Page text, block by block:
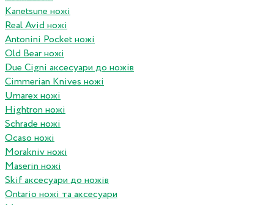
Kanetsune ножі
Real Avid ножі
Antonini Pocket ножі
Old Bear ножі
Due Cigni аксесуари до ножів
Cimmerian Knives ножі
Umarex ножі
Hightron ножі
Schrade ножі
Ocaso ножі
Morakniv ножі
Maserin ножі
Skif аксесуари до ножів
Ontario ножі та аксесуари